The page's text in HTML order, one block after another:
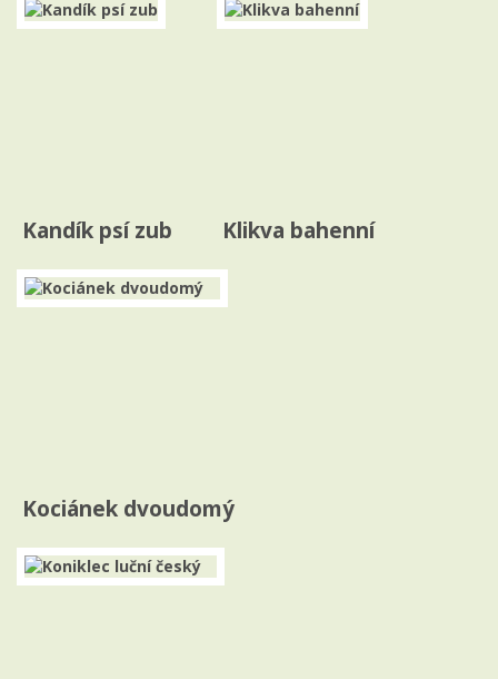
Kandík psí zub Klikva bahenní
Kociánek dvoudomý